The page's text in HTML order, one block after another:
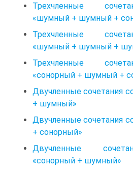
Трехчленные
«шумный + шумный +
Трехчленные
«шумный + шумный +
Трехчленные
«сонорный + шумный +
Двучленные сочетания
+ шумный»
Двучленные сочетания
+ сонорный»
Двучленные
«сонорный + шумный»